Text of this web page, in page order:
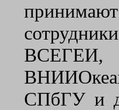
ВСЕГЕИ,
СПбГУ и